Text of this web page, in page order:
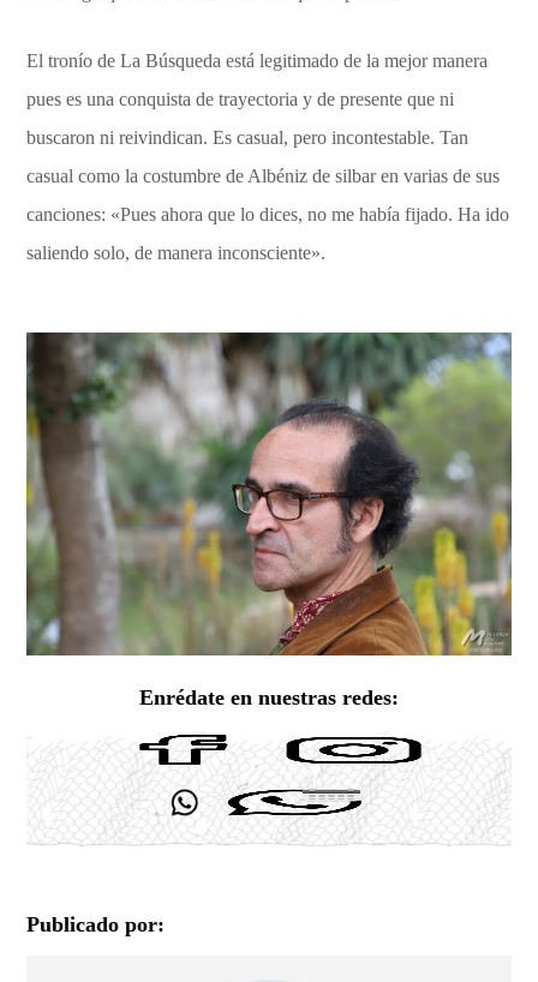
El tronío de La Búsqueda está legitimado de la mejor manera
pues es una conquista de trayectoria y de presente que ni
buscaron ni reivindican. Es casual, pero incontestable. Tan
casual como la costumbre de Albéniz de silbar en varias de sus
canciones: «Pues ahora que lo dices, no me había fijado. Ha ido
saliendo solo, de manera inconsciente».
Enrédate en nuestras redes:
Publicado por: